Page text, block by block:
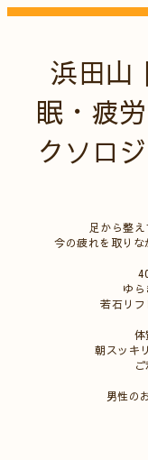
浜田山
眠・疲
クソロ
足から整え
今の疲れを取りな
ゆ
若石リフ
体
朝スッキ
男性の